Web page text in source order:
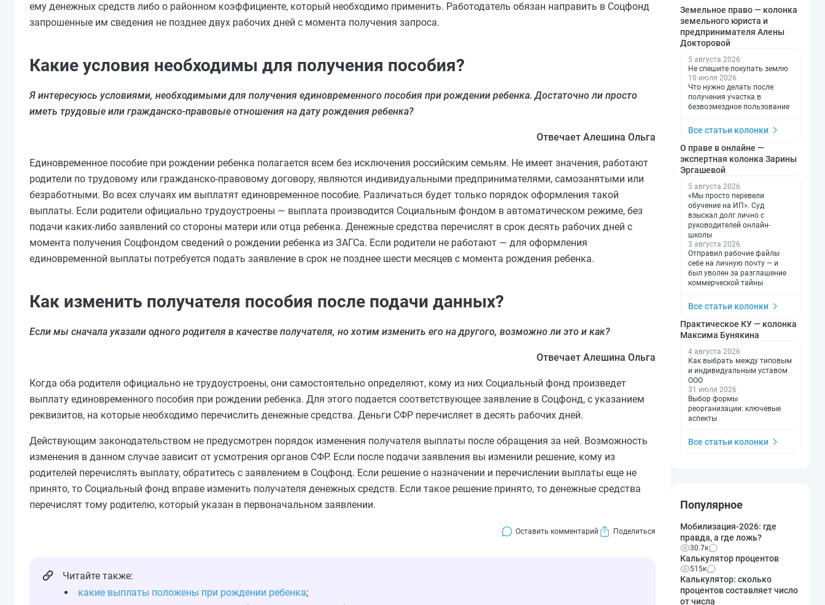
ему денежных средств либо о районном коэффициенте, который необходимо применить. Работодатель обязан направить в Соцфонд
запрошенные им сведения не позднее двух рабочих дней с момента получения запроса.
Какие условия необходимы для получения пособия?
Я интересуюсь условиями, необходимыми для получения единовременного пособия при рождении ребенка. Достаточно ли просто
иметь трудовые или гражданско-правовые отношения на дату рождения ребенка?
Отвечает Алешина Ольга
Единовременное пособие при рождении ребенка полагается всем без исключения российским семьям. Не имеет значения, работают
родители по трудовому или гражданско-правовому договору, являются индивидуальными предпринимателями, самозанятыми или
безработными. Во всех случаях им выплатят единовременное пособие. Различаться будет только порядок оформления такой
выплаты. Если родители официально трудоустроены — выплата производится Социальным фондом в автоматическом режиме, без
подачи каких-либо заявлений со стороны матери или отца ребенка. Денежные средства перечислят в срок десять рабочих дней с
момента получения Соцфондом сведений о рождении ребенка из ЗАГСа. Если родители не работают — для оформления
единовременной выплаты потребуется подать заявление в срок не позднее шести месяцев с момента рождения ребенка.
Как изменить получателя пособия после подачи данных?
Если мы сначала указали одного родителя в качестве получателя, но хотим изменить его на другого, возможно ли это и как?
Отвечает Алешина Ольга
Когда оба родителя официально не трудоустроены, они самостоятельно определяют, кому из них Социальный фонд произведет
выплату единовременного пособия при рождении ребенка. Для этого подается соответствующее заявление в Соцфонд, с указанием
реквизитов, на которые необходимо перечислить денежные средства. Деньги СФР перечисляет в десять рабочих дней.
Действующим законодательством не предусмотрен порядок изменения получателя выплаты после обращения за ней. Возможность
изменения в данном случае зависит от усмотрения органов СФР. Если после подачи заявления вы изменили решение, кому из
родителей перечислять выплату, обратитесь с заявлением в Соцфонд. Если решение о назначении и перечислении выплаты еще не
принято, то Социальный фонд вправе изменить получателя денежных средств. Если такое решение принято, то денежные средства
перечислят тому родителю, который указан в первоначальном заявлении.
Оставить комментарий
Читайте также:
какие выплаты положены при рождении ребенка;
Земельное право — колонка
земельного юриста и
предпринимателя Алены
Докторовой
5 августа 2026
Не спешите покупать землю
10 июля 2026
Что нужно делать после
получения участка в
безвозмездное пользование
Все статьи колонки
О праве в онлайне —
экспертная колонка Зарины
Эргашевой
5 августа 2026
«Мы просто перевели
обучение на ИП». Суд
взыскал долг лично с
руководителей онлайн-
школы
3 августа 2026
Отправил рабочие файлы
себе на личную почту — и
был уволен за разглашение
коммерческой тайны
Все статьи колонки
Практическое КУ — колонка
Максима Бунякина
4 августа 2026
Как выбрать между типовым
и индивидуальным уставом
ООО
31 июля 2026
Выбор формы
реорганизации: ключевые
аспекты
Все статьи колонки
Популярное
Мобилизация-2026: где
правда, а где ложь?
30.7к
Калькулятор процентов
515к
Калькулятор: сколько
процентов составляет число
от числа